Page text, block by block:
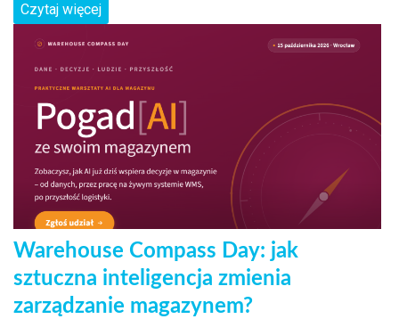
Czytaj więcej
Warehouse Compass Day: jak
sztuczna inteligencja zmienia
zarządzanie magazynem?